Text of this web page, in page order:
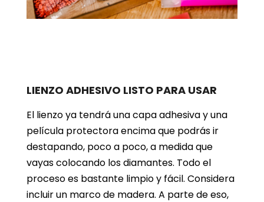
LIENZO ADHESIVO LISTO PARA USAR
El lienzo ya tendrá una capa adhesiva y una
película protectora encima que podrás ir
destapando, poco a poco, a medida que
vayas colocando los diamantes. Todo el
proceso es bastante limpio y fácil. Considera
incluir un marco de madera. A parte de eso,